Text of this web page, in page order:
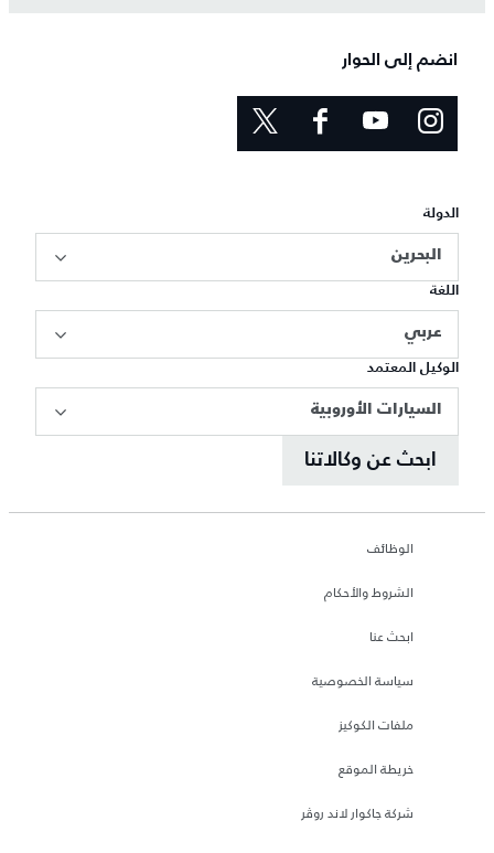
انضم إلى الحوار
الدولة
البحرين
اللغة
عربي
الوكيل المعتمد
السيارات الأوروبية
ابحث عن وكالاتنا
الوظائف
الشروط والأحكام
ابحث عنا
سياسة الخصوصية
ملفات الكوكيز
خريطة الموقع
شركة جاكوار لاند روڤر